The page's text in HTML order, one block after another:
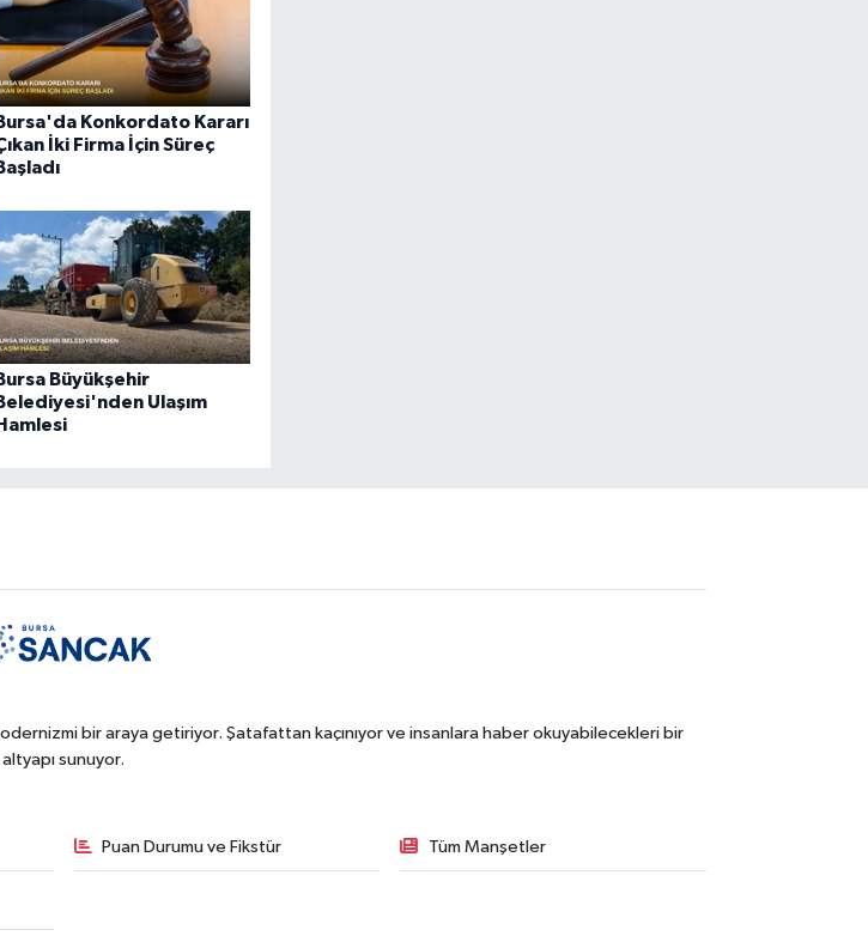
Konkordato Kararı
İki Firma İçin Süreç
Büyükşehir
Ulaşım
bir araya getiriyor. Şatafattan kaçınıyor ve insanlara haber okuyabilecekleri bir
altyapı sunuyor.
Puan Durumu ve Fikstür Tüm Manşetler